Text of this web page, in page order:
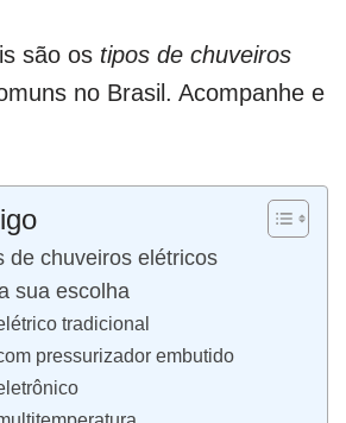
são os tipos de chuveiros
no Brasil. Acompanhe e
de chuveiros elétricos
sua escolha
tradicional
pressurizador embutido